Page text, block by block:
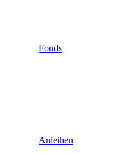
Fonds
Anleihen